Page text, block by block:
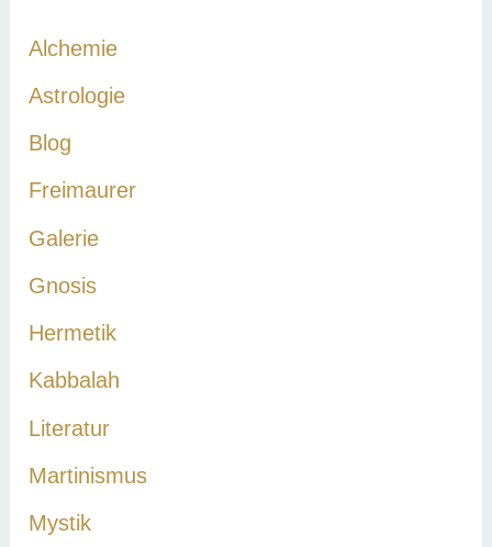
n
a
:
Alchemie
Astrologie
Blog
Freimaurer
Galerie
Gnosis
Hermetik
Kabbalah
Literatur
Martinismus
Mystik